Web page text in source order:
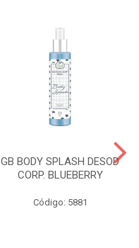
GB BODY SPLASH DESOD
CORP. BLUEBERRY
Código: 5881